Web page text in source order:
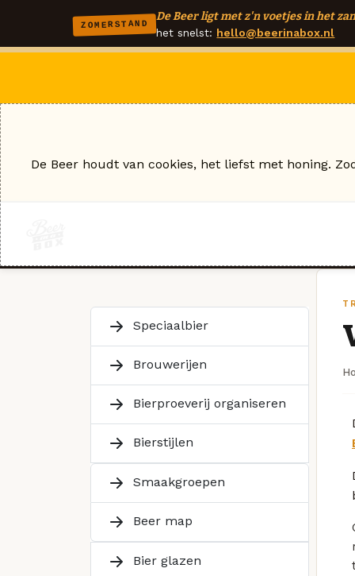
ZOMERSTAND
De Beer ligt met z'n voetjes in het
het snelst: hello@beerinabox.nl
Speciaalbier
Brouwerijen
Bierproeverij organiseren
Bierstijlen
Smaakgroepen
Beer map
Bier glazen
De Beer houdt van cookies, het liefst met honing.